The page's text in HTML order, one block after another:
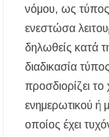
νόμου, ως
ενεστώσα
δηλωθείς κατά
διαδικασία
προσδιορίζει
ενημερωτικού ή
οποίος έχει